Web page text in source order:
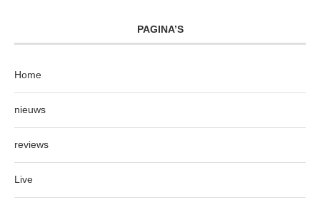
PAGINA’S
Home
nieuws
reviews
Live